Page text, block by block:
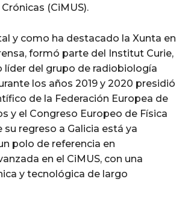
(CiMUS).
y como ha destacado la Xunta en
formó parte del Institut Curie,
líder del grupo de radiobiología
los años 2019 y 2020 presidió
de la Federación Europea de
y el Congreso Europeo de Física
su regreso a Galicia está ya
polo de referencia en
en el CiMUS, con una
y tecnológica de largo